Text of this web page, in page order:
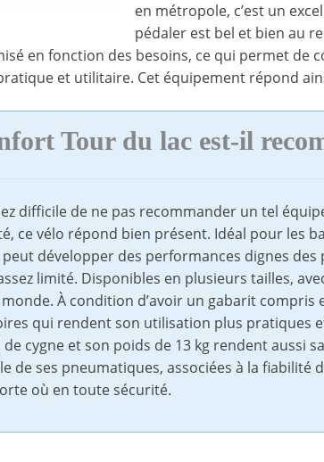
en métropole, c’est un
pédaler est bel et bien au
en fonction des besoins, ce qui permet de
et utilitaire. Cet équipement répond
Tour du lac est-il
difficile de ne pas recommander un tel
ce vélo répond bien présent. Idéal pour les
développer des performances dignes des
limité. Disponibles en plusieurs tailles,
À condition d’avoir un gabarit compris
qui rendent son utilisation plus pratiques
cygne et son poids de 13 kg rendent aussi
de ses pneumatiques, associées à la fiabilité
où en toute sécurité.